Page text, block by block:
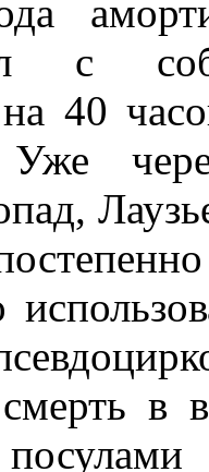
с
40
Уже
в